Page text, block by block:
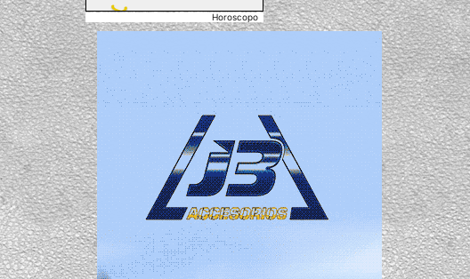
Horoscopo